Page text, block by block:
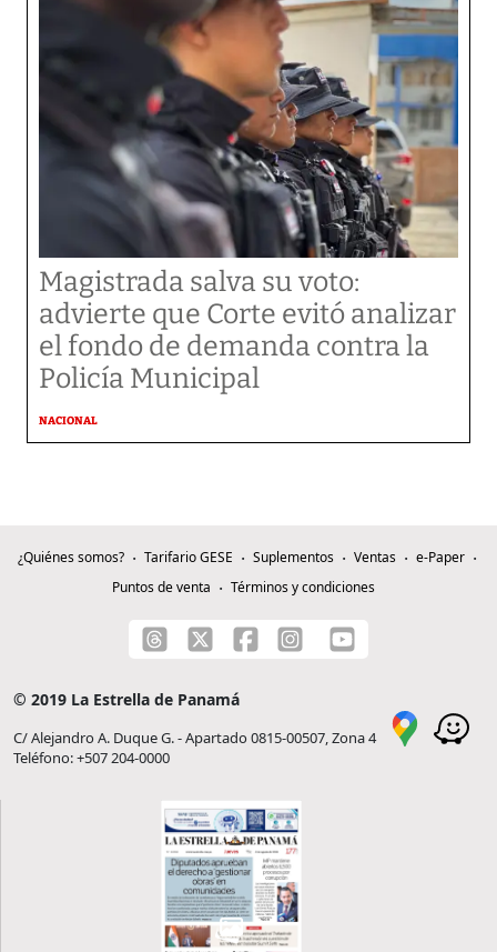
Magistrada salva su voto:
advierte que Corte evitó analizar
el fondo de demanda contra la
Policía Municipal
NACIONAL
¿Quiénes somos? Tarifario GESE Suplementos Ventas
e-Paper
Puntos de venta
Términos y condiciones
© 2019 La Estrella de Panamá
C/ Alejandro A. Duque G. - Apartado 0815-00507, Zona 4
Teléfono: +507 204-0000